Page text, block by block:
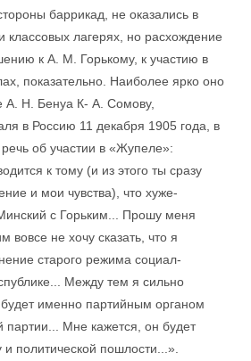
баррикад, не оказались в
классовых лагерях, но расхождение
к А. М. Горькому, к участию в
показательно. Наиболее ярко оно
А. Н. Бенуа К- А. Сомову,
в Россию 11 декабря 1905 года, в
об участии в «Жупеле»:
к тому (и из этого ты сразу
и мои чувства), что хуже-
с Горьким... Прошу меня
вовсе не хочу сказать, что я
старого режима социал-
Между тем я сильно
именно партийным органом
партии... Мне кажется, он будет
и политической пошлости...».